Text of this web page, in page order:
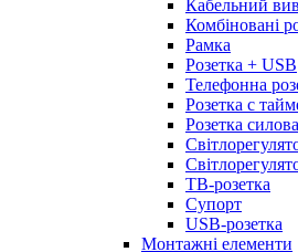
Кабельний
Комбіновані
Рамка
Розетка + USB
Телефонна
Розетка с
Розетка силова
ТВ-розетка
Супорт
USB-розетка
Монтажні елементи